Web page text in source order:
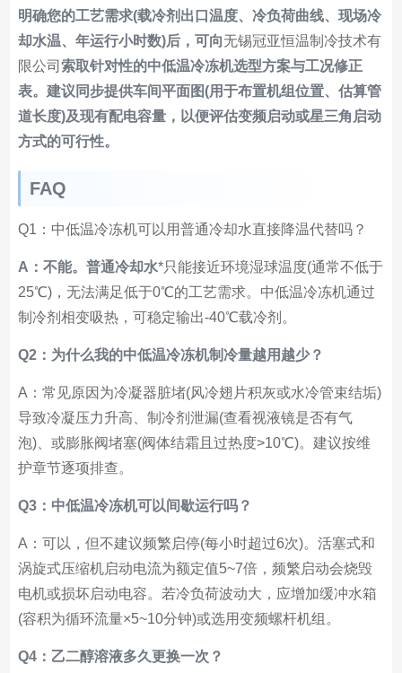
明确您的工艺需求(载冷剂出口温度、冷负荷曲线、现场冷
却水温、年运行小时数)后，可向无锡冠亚恒温制冷技术有
限公司 索取针对性的中低温冷冻机选型方案与工况修正
表。建议同步提供车间平面图(用于布置机组位置、估算管
道长度)及现有配电容量，以便评估变频启动或星三角启动
方式的可行性。
FAQ
Q1：中低温冷冻机可以用普通冷却水直接降温代替吗？
A：不能。普通冷却水*只能接近环境湿球温度(通常不低于
25℃)，无法满足低于0℃的工艺需求。中低温冷冻机通过
制冷剂相变吸热，可稳定输出-40℃载冷剂。
Q2：为什么我的中低温冷冻机制冷量越用越少？
A：常见原因为冷凝器脏堵(风冷翅片积灰或水冷管束结垢)
导致冷凝压力升高、制冷剂泄漏(查看视液镜是否有气
泡)、或膨胀阀堵塞(阀体结霜且过热度>10℃)。建议按维
护章节逐项排查。
Q3：中低温冷冻机可以间歇运行吗？
A：可以，但不建议频繁启停(每小时超过6次)。活塞式和
涡旋式压缩机启动电流为额定值5~7倍，频繁启动会烧毁
电机或损坏启动电容。若冷负荷波动大，应增加缓冲水箱
(容积为循环流量×5~10分钟)或选用变频螺杆机组。
Q4：乙二醇溶液多久更换一次？